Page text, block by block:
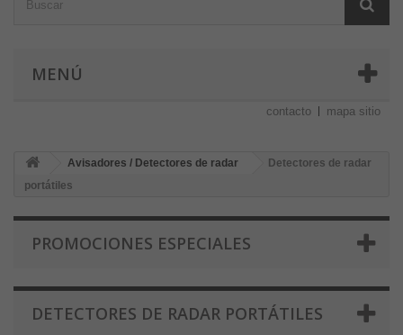
MENÚ
contacto mapa sitio
Avisadores / Detectores de radar
Detectores de radar
portátiles
PROMOCIONES ESPECIALES
DETECTORES DE RADAR PORTÁTILES